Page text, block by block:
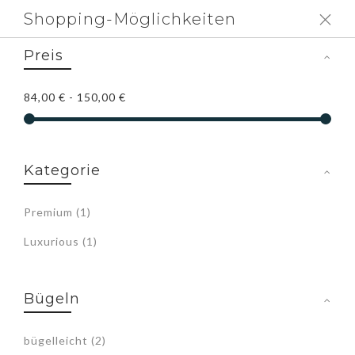
Einkaufsoptionen
Shopping-Möglichkeiten
Preis
84,00 € - 150,00 €
Kategorie
Premium 1 Artikel
Luxurious 1 Artikel
Bügeln
bügelleicht 2Artikel